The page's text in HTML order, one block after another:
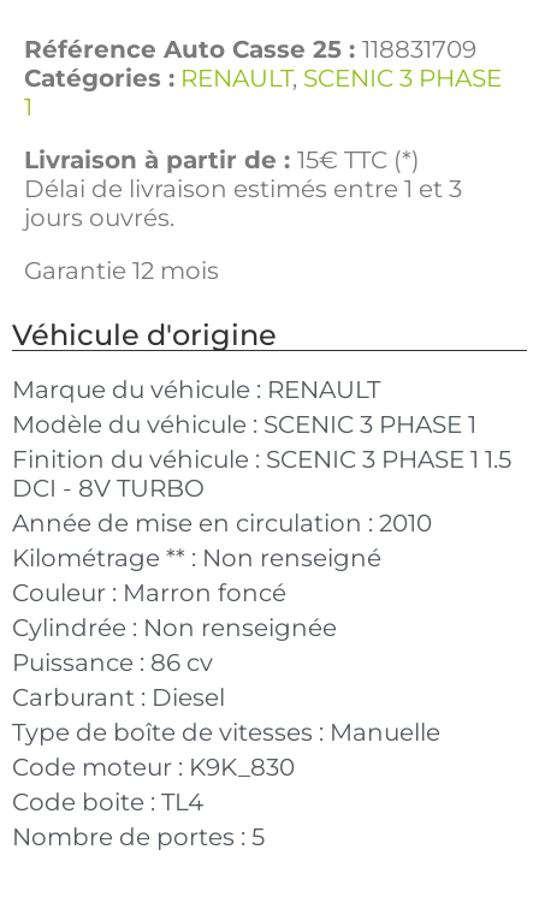
Référence Auto Casse 25 : 118831709
Catégories : RENAULT, SCENIC 3 PHASE
1
Livraison à partir de : 15€ TTC (*)
Délai de livraison estimés entre 1 et 3
jours ouvrés.
Garantie 12 mois
Véhicule d'origine
Marque du véhicule : RENAULT
Modèle du véhicule : SCENIC 3 PHASE 1
Finition du véhicule : SCENIC 3 PHASE 1 1.5
DCI - 8V TURBO
Année de mise en circulation : 2010
Kilométrage ** : Non renseigné
Couleur : Marron foncé
Cylindrée : Non renseignée
Puissance : 86 cv
Carburant : Diesel
Type de boîte de vitesses : Manuelle
Code moteur : K9K_830
Code boite : TL4
Nombre de portes : 5